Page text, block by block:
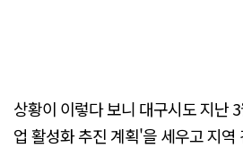
상황이 이렇다 보니 대구시도 지난
업 활성화 추진 계획'을 세우고 지